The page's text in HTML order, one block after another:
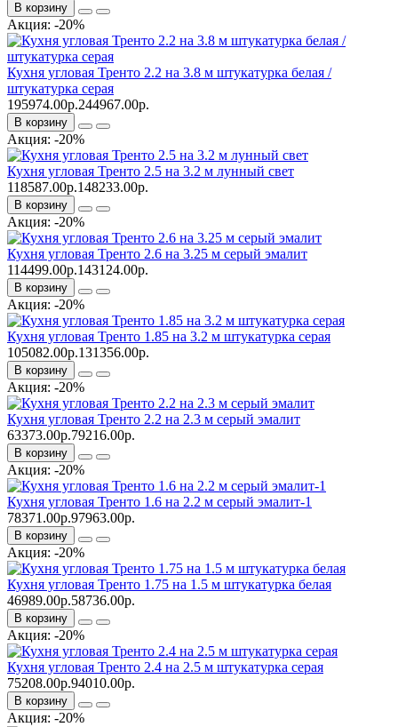
В корзину
Акция: -20%
Кухня угловая Тренто 2.2 на 3.8 м штукатурка белая /
штукатурка серая
195974.00р.244967.00р.
В корзину
Акция: -20%
Кухня угловая Тренто 2.5 на 3.2 м лунный свет
118587.00р.148233.00р.
В корзину
Акция: -20%
Кухня угловая Тренто 2.6 на 3.25 м серый эмалит
114499.00р.143124.00р.
В корзину
Акция: -20%
Кухня угловая Тренто 1.85 на 3.2 м штукатурка серая
105082.00р.131356.00р.
В корзину
Акция: -20%
Кухня угловая Тренто 2.2 на 2.3 м серый эмалит
63373.00р.79216.00р.
В корзину
Акция: -20%
Кухня угловая Тренто 1.6 на 2.2 м серый эмалит-1
78371.00р.97963.00р.
В корзину
Акция: -20%
Кухня угловая Тренто 1.75 на 1.5 м штукатурка белая
46989.00р.58736.00р.
В корзину
Акция: -20%
Кухня угловая Тренто 2.4 на 2.5 м штукатурка серая
75208.00р.94010.00р.
В корзину
Акция: -20%